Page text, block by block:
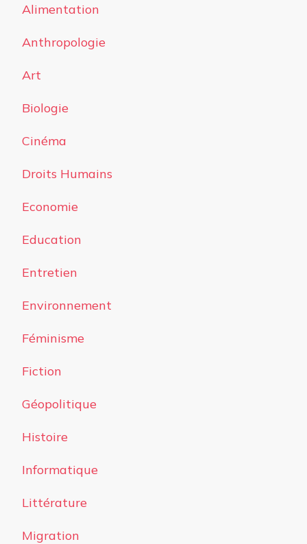
Alimentation
Anthropologie
Art
Biologie
Cinéma
Droits Humains
Economie
Education
Entretien
Environnement
Féminisme
Fiction
Géopolitique
Histoire
Informatique
Littérature
Migration